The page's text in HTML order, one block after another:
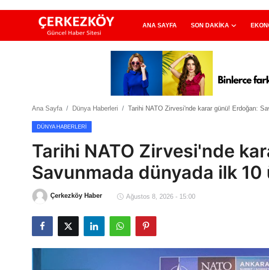
ANA SAYFA SON DAKIKA
Ekonomi Haberleri
Teknoloji Haberleri
Çerkezköy
Ana Sayfa Dünya Haberleri Tarihi NATO Zirvesi'nde karar günü! Erdoğan:
DÜNYA HABERLERI
Tarihi NATO Zirvesi'nde
Savunmada dünyada ilk 10
Çerkezköy Haber Ağustos 8, 2026 - 15:00